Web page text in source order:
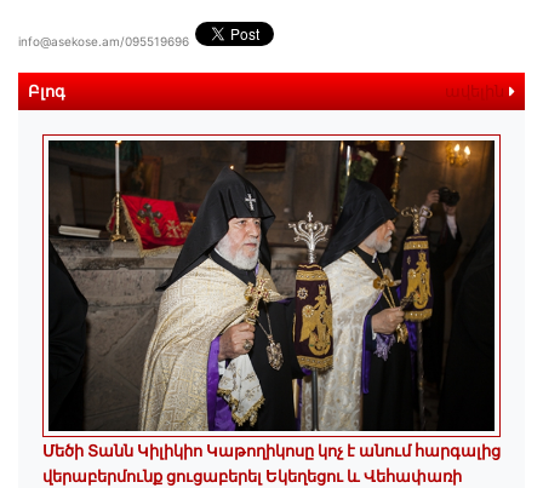
info@asekose.am/095519696
Բլոգ ավելին
Մեծի Տանն Կիլիկիո Կաթողիկոսը կոչ է անում հարգալից
վերաբերմունք ցուցաբերել Եկեղեցու և Վեհափառի